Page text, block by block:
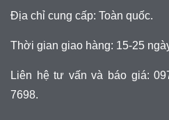
Địa chỉ cung cấp: Toàn quốc.
Thời gian giao hàng: 15-25
Liên hệ tư vấn và báo giá:
7698.